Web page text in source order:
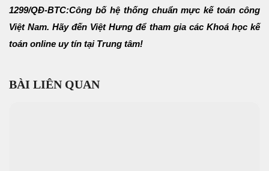
1299/QĐ-BTC:Công bố hệ thống chuẩn mực kế toán công
Việt Nam. Hãy đến Việt Hưng để tham gia các Khoá học kế
toán online uy tín tại Trung tâm!
BÀI LIÊN QUAN